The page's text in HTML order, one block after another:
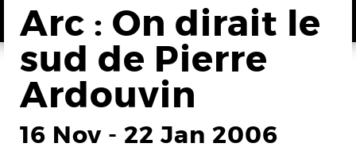
Arc : On dirait le
sud de Pierre
Ardouvin
16 Nov - 22 Jan 2006